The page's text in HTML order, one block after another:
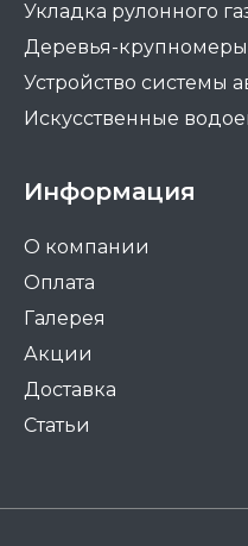
Укладка рулонного
Деревья-крупномеры
Устройство системы
Искусственные
Информация
О компании
Оплата
Галерея
Акции
Доставка
Статьи